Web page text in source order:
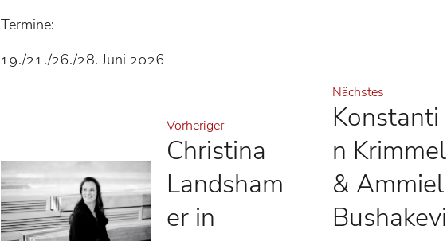
Termine:
19./21./26./28. Juni 2026
Vorheriger
Christina
Landsham
er in
Nächstes
Konstanti
n Krimmel
& Ammiel
Bushakevi